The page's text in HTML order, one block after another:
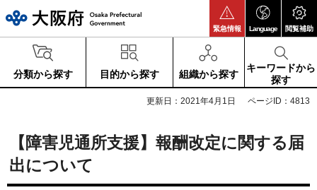
緊急情報 Language 閲覧補助
分類から探す 目的から探す 組織から探す
キーワードから
探す
更新日：2021年4月1日 ページID：4813
【障害児通所支援】報酬改定に関する届
出について